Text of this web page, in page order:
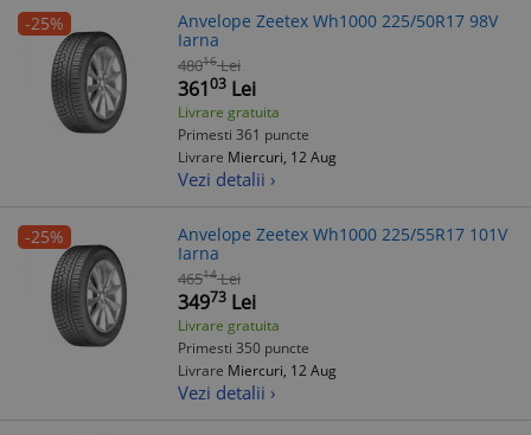
-25%
Anvelope Zeetex Wh1000 225/50R17 98V
Iarna
48016 Lei
36103 Lei
Livrare gratuita
Primesti 361 puncte
Livrare Miercuri, 12 Aug
Vezi detalii ›
-25%
Anvelope Zeetex Wh1000 225/55R17 101V
Iarna
46514 Lei
34973 Lei
Livrare gratuita
Primesti 350 puncte
Livrare Miercuri, 12 Aug
Vezi detalii ›